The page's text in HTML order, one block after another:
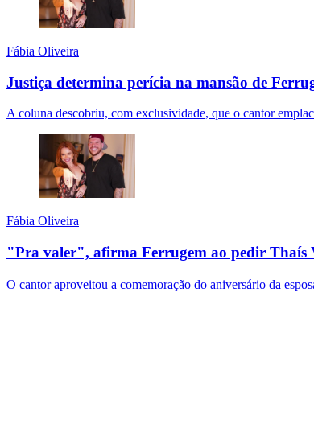
Fábia Oliveira
Justiça determina perícia na mansão de
A coluna descobriu, com exclusividade, que o cantor
Fábia Oliveira
"Pra valer", afirma Ferrugem ao pedir Thaís
O cantor aproveitou a comemoração do aniversário da